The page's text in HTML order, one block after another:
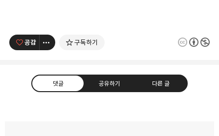
공감 구독하기
댓글 공유하기 다른 글